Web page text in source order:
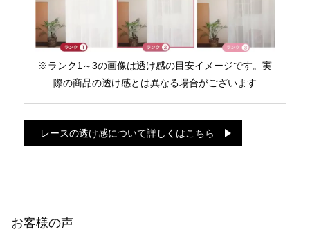
※ランク1～3の画像は透け感の目安イメージです。実
際の商品の透け感とは異なる場合がございます
レースの透け感について詳しくはこちら
お客様の声